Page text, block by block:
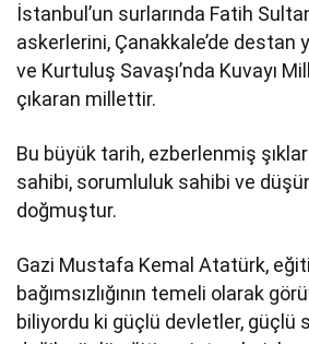
İstanbul’un surlarında Fatih
askerlerini, Çanakkale’de destan
ve Kurtuluş Savaşı’nda Kuvayı
çıkaran millettir.
Bu büyük tarih, ezberlenmiş
sahibi, sorumluluk sahibi ve
doğmuştur.
Gazi Mustafa Kemal Atatürk,
bağımsızlığının temeli olarak
biliyordu ki güçlü devletler, güçlü